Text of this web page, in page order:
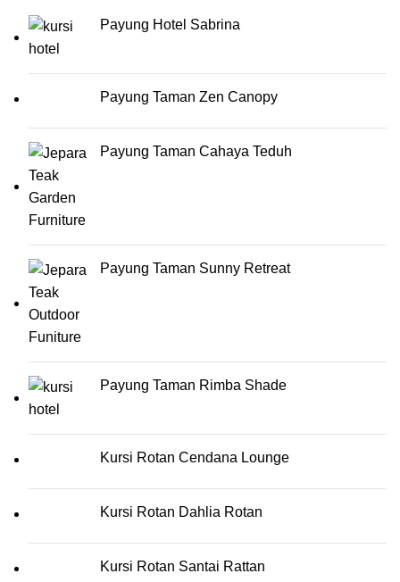
Payung Hotel Sabrina
Payung Taman Zen Canopy
Payung Taman Cahaya Teduh
Payung Taman Sunny Retreat
Payung Taman Rimba Shade
Kursi Rotan Cendana Lounge
Kursi Rotan Dahlia Rotan
Kursi Rotan Santai Rattan